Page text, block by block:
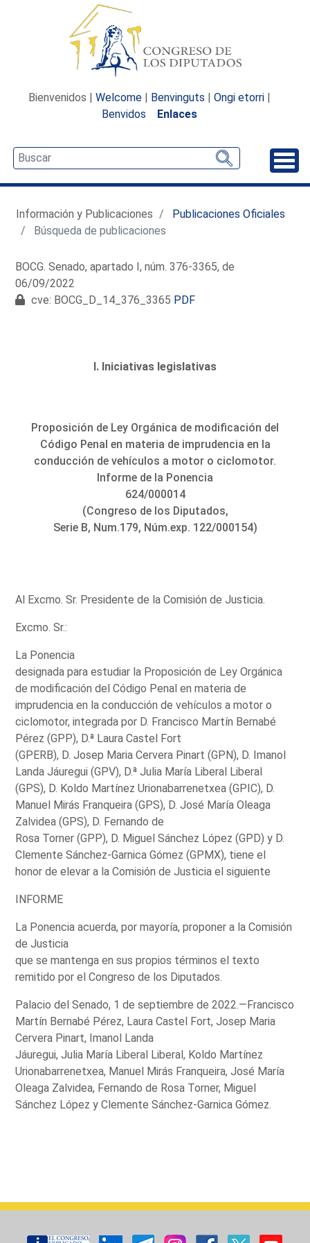
Bienvenidos | Welcome | Benvinguts | Ongi etorri |
Benvidos
Enlaces
Información y Publicaciones
Publicaciones Oficiales
Búsqueda de publicaciones
BOCG. Senado, apartado I, núm. 376-3365, de
06/09/2022
cve: BOCG_D_14_376_3365 PDF
I. Iniciativas legislativas
Proposición de Ley Orgánica de modificación del
Código Penal en materia de imprudencia en la
conducción de vehículos a motor o ciclomotor.
Informe de la Ponencia
624/000014
(Congreso de los Diputados,
Serie B, Num.179, Núm.exp. 122/000154)
Al Excmo. Sr. Presidente de la Comisión de Justicia.
Excmo. Sr.:
La Ponencia
designada para estudiar la Proposición de Ley Orgánica
de modificación del Código Penal en materia de
imprudencia en la conducción de vehículos a motor o
ciclomotor, integrada por D. Francisco Martín Bernabé
Pérez (GPP), D.ª Laura Castel Fort
(GPERB), D. Josep Maria Cervera Pinart (GPN), D. Imanol
Landa Jáuregui (GPV), D.ª Julia María Liberal Liberal
(GPS), D. Koldo Martínez Urionabarrenetxea (GPIC), D.
Manuel Mirás Franqueira (GPS), D. José María Oleaga
Zalvidea (GPS), D. Fernando de
Rosa Torner (GPP), D. Miguel Sánchez López (GPD) y D.
Clemente Sánchez-Garnica Gómez (GPMX), tiene el
honor de elevar a la Comisión de Justicia el siguiente
INFORME
La Ponencia acuerda, por mayoría, proponer a la Comisión
de Justicia
que se mantenga en sus propios términos el texto
remitido por el Congreso de los Diputados.
Palacio del Senado, 1 de septiembre de 2022.—Francisco
Martín Bernabé Pérez, Laura Castel Fort, Josep Maria
Cervera Pinart, Imanol Landa
Jáuregui, Julia María Liberal Liberal, Koldo Martínez
Urionabarrenetxea, Manuel Mirás Franqueira, José María
Oleaga Zalvidea, Fernando de Rosa Torner, Miguel
Sánchez López y Clemente Sánchez-Garnica Gómez.